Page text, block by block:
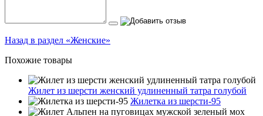
Назад в раздел «Женские»
Похожие товары
Жилет из шерсти женский удлиненный татра голубой
Жилетка из шерсти-95